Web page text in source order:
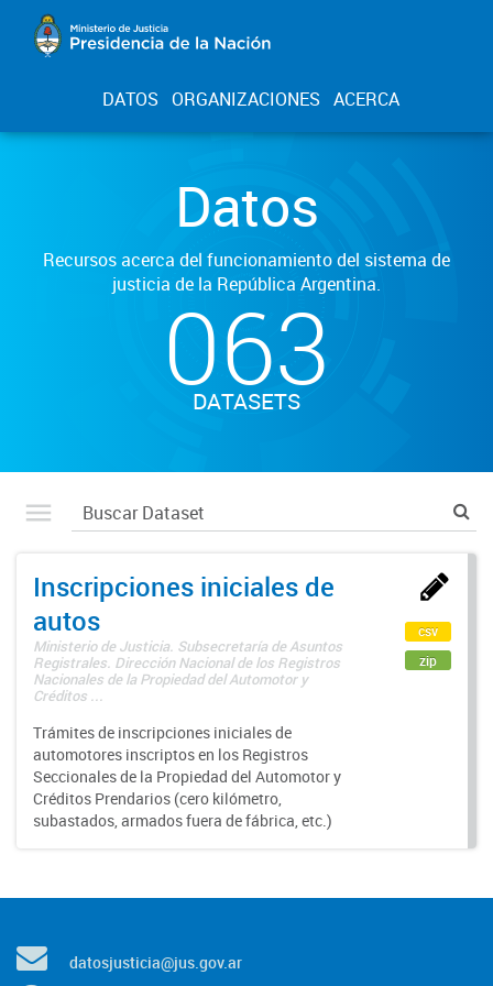
DATOS ORGANIZACIONES ACERCA
Datos
Recursos acerca del funcionamiento del sistema de
justicia de la República Argentina.
063
DATASETS
Inscripciones iniciales de
autos
Ministerio de Justicia. Subsecretaría de Asuntos
Registrales. Dirección Nacional de los Registros
Nacionales de la Propiedad del Automotor y
Créditos ...
Trámites de inscripciones iniciales de
automotores inscriptos en los Registros
Seccionales de la Propiedad del Automotor y
Créditos Prendarios (cero kilómetro,
subastados, armados fuera de fábrica, etc.)
csv
zip
datosjusticia@jus.gov.ar